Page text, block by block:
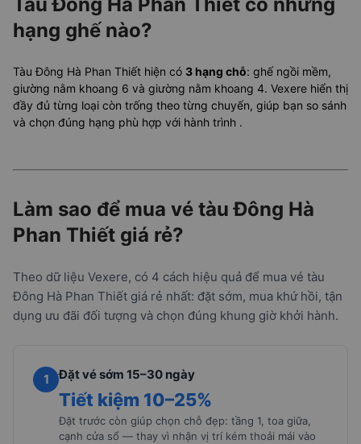
hạng ghế nào?
Tàu Đông Hà Phan Thiết hiện có 3 hạng chỗ: ghế ngồi mềm,
giường nằm khoang 6 và giường nằm khoang 4. Vexere hiển thị
đầy đủ từng loại còn trống theo từng chuyến, giúp bạn so sánh
và chọn đúng hạng phù hợp với hành trình .
Làm sao để mua vé tàu Đông Hà
Phan Thiết giá rẻ?
Theo dữ liệu Vexere, có 4 cách hiệu quả để mua vé tàu
Đông Hà Phan Thiết giá rẻ nhất: đặt sớm, mua khứ hồi, tận
dụng ưu đãi đối tượng và chọn đúng khung giờ khởi hành.
1 Đặt vé sớm 15–30 ngày
Tiết kiệm 10–25%
Đặt trước còn giúp chọn chỗ đẹp: tầng 1, toa giữa,
cạnh cửa sổ — thay vì nhận vị trí kém thoải mái vào